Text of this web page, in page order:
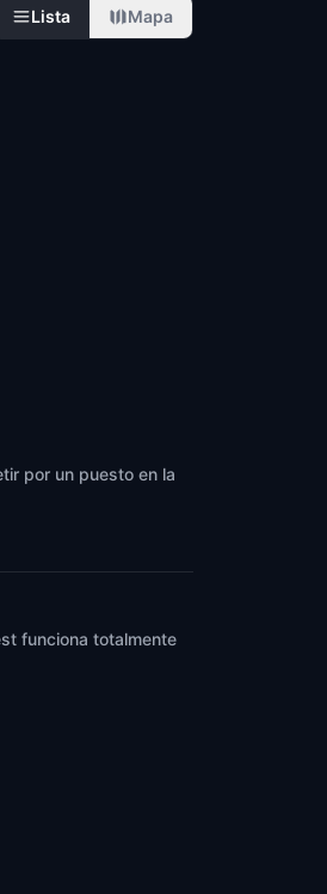
Lista Mapa
por un puesto en la
funciona totalmente